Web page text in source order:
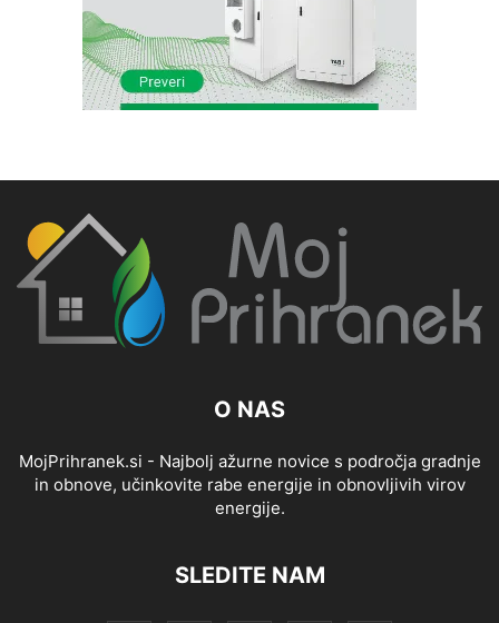
O NAS
MojPrihranek.si - Najbolj ažurne novice s področja gradnje
in obnove, učinkovite rabe energije in obnovljivih virov
energije.
SLEDITE NAM